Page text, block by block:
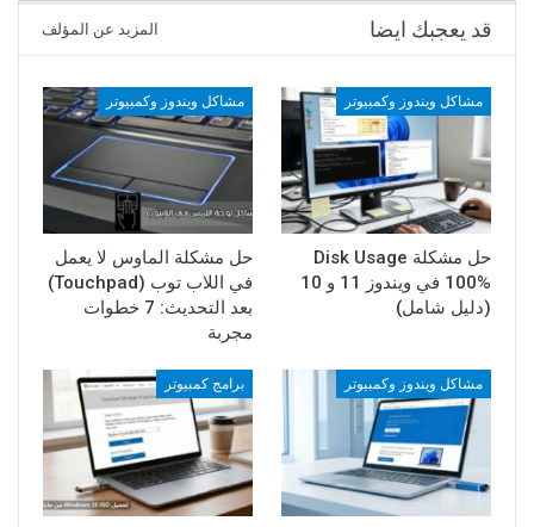
قد يعجبك ايضا المزيد عن المؤلف
مشاكل ويندوز وكمبيوتر
حل مشكلة Disk Usage
100% في ويندوز 11 و 10
(دليل شامل)
مشاكل ويندوز وكمبيوتر
حل مشكلة الماوس لا يعمل
في اللاب توب (Touchpad)
بعد التحديث: 7 خطوات
مجربة
مشاكل ويندوز وكمبيوتر برامج كمبيوتر